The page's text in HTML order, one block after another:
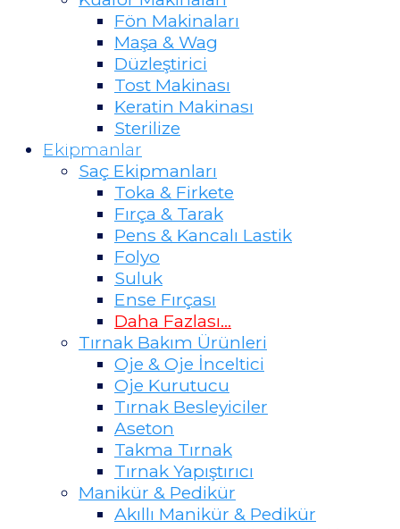
Fön Makinaları
Maşa & Wag
Düzleştirici
Tost Makinası
Keratin Makinası
Sterilize
Ekipmanlar
Saç Ekipmanları
Toka & Firkete
Fırça & Tarak
Pens & Kancalı Lastik
Folyo
Suluk
Ense Fırçası
Daha Fazlası…
Tırnak Bakım Ürünleri
Oje & Oje İnceltici
Oje Kurutucu
Tırnak Besleyiciler
Aseton
Takma Tırnak
Tırnak Yapıştırıcı
Manikür & Pedikür
Akıllı Manikür & Pedikür